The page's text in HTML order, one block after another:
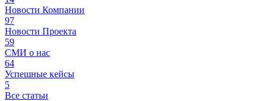
Новости Компании
97
Новости Проекта
59
СМИ о нас
64
Успешные кейсы
5
Все статьи